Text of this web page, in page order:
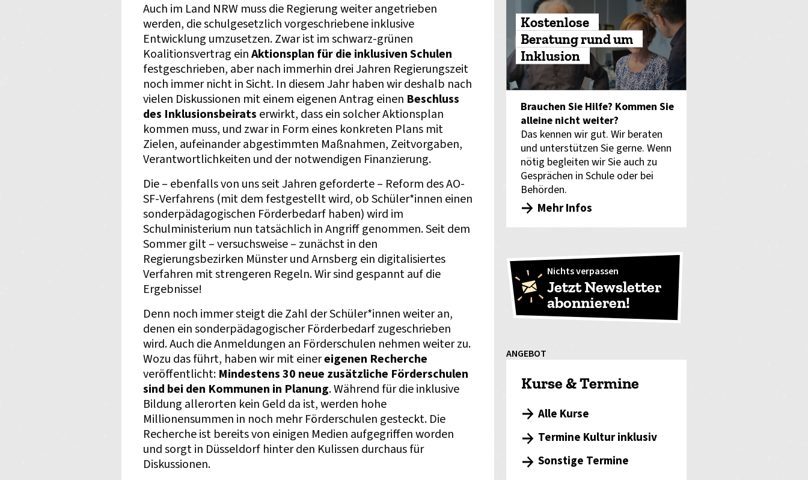
Auch im Land NRW muss die Regierung weiter angetrieben
werden, die schulgesetzlich vorgeschriebene inklusive
Entwicklung umzusetzen. Zwar ist im schwarz-grünen
Koalitionsvertrag einAktionsplan für die inklusiven Schulen
festgeschrieben, aber nach immerhin drei Jahren Regierungszeit
noch immer nicht in Sicht. In diesem Jahr haben wir deshalb nach
vielen Diskussionen mit einem eigenen Antrag einen Beschluss
des Inklusionsbeirats erwirkt, dass ein solcher Aktionsplan
kommen muss, und zwar in Form eines konkreten Plans mit
Zielen, aufeinander abgestimmten Maßnahmen, Zeitvorgaben,
Verantwortlichkeiten und der notwendigen Finanzierung.
Die – ebenfalls von uns seit Jahren geforderte – Reform des AO-
SF-Verfahrens (mit dem festgestellt wird, ob Schüler*innen einen
sonderpädagogischen Förderbedarf haben) wird im
Schulministerium nun tatsächlich in Angriff genommen. Seit dem
Sommer gilt – versuchsweise – zunächst in den
Regierungsbezirken Münster und Arnsberg ein digitalisiertes
Verfahren mit strengeren Regeln. Wir sind gespannt auf die
Ergebnisse!
Denn noch immer steigt die Zahl der Schüler*innen weiter an,
denen ein sonderpädagogischer Förderbedarf zugeschrieben
wird. Auch die Anmeldungen an Förderschulen nehmen weiter zu.
Wozu das führt, haben wir mit einereigenen Recherche
veröffentlicht: Mindestens 30 neue zusätzliche Förderschulen
sind bei den Kommunen in Planung. Während für die inklusive
Bildung allerorten kein Geld da ist, werden hohe
Millionensummen in noch mehr Förderschulen gesteckt. Die
Recherche ist bereits von einigen Medien aufgegriffen worden
und sorgt in Düsseldorf hinter den Kulissen durchaus für
Diskussionen.
Kostenlose
Beratung rund um
Inklusion
Brauchen Sie Hilfe? Kommen Sie
alleine nicht weiter?
Das kennen wir gut. Wir beraten
und unterstützen Sie gerne. Wenn
nötig begleiten wir Sie auch zu
Gesprächen in Schule oder bei
Behörden.
Mehr Infos
Nichts verpassen
Jetzt Newsletter
abonnieren!
ANGEBOT
Kurse & Termine
Alle Kurse
Termine Kultur inklusiv
Sonstige Termine